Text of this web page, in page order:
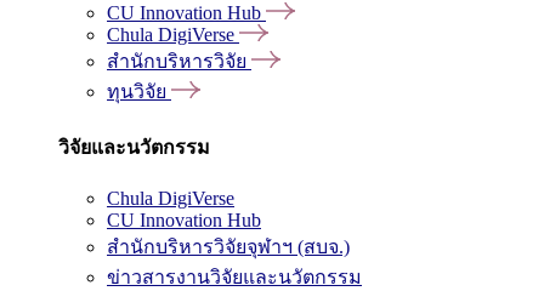
CU Innovation Hub
Chula DigiVerse
สำนักบริหารวิจัย
ทุนวิจัย
วิจัยและนวัตกรรม
Chula DigiVerse
CU Innovation Hub
สำนักบริหารวิจัยจุฬาฯ (สบจ.)
ข่าวสารงานวิจัยและนวัตกรรม